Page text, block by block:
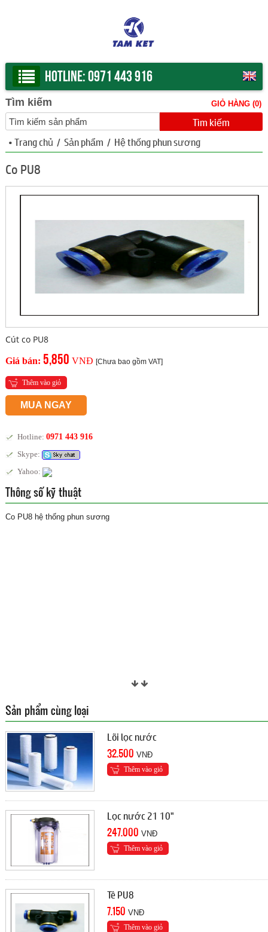
Hotline:0971 443 916
Tìm kiếm GIỎ HÀNG (0)
•Trang chủ / Sản phẩm / Hệ thống phun sương
Co PU8
Cút co PU8
Giá bán: 5,850 VNĐ [Chưa bao gồm VAT]
Thêm vào giỏ
MUA NGAY
Hotline: 0971 443 916
Skype:
Yahoo:
Thông số kỹ thuật
Co PU8 hệ thống phun sương
Sản phẩm cùng loại
Lõi lọc nước
32.500 VNÐ
Thêm vào giỏ
Lọc nước 21 10"
247.000 VNÐ
Thêm vào giỏ
Tê PU8
7.150 VNÐ
Thêm vào giỏ